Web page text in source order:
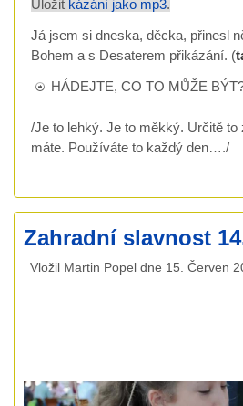
Uložit kázání jako mp3.
Já jsem si dneska, děcka, přinesl
Bohem a s Desaterem přikázání. (
HÁDEJTE, CO TO MŮŽE
/Je to lehký. Je to měkký. Určitě to
máte. Používáte to každý den…./
Zahradní slavnost
Vložil Martin Popel dne 15. Červen